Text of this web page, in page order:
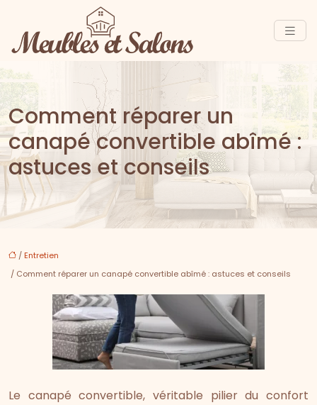
Comment réparer un
canapé convertible abîmé :
astuces et conseils
/ Entretien
/ Comment réparer un canapé convertible abîmé : astuces et conseils
Le canapé convertible, véritable pilier du confort